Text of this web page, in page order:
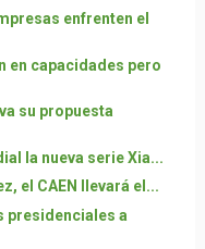
enfrenten el
en capacidades pero
su propuesta
la nueva serie Xia...
el CAEN llevará el...
presidenciales a